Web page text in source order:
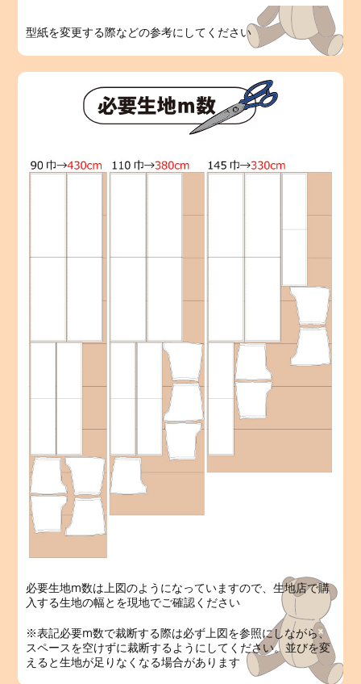
型紙を変更する際などの参考にしてください
必要生地m数は上図のようになっていますので、生地店で購
入する生地の幅とを現地でご確認ください
※表記必要m数で裁断する際は必ず上図を参照にしながら、
スペースを空けずに裁断するようにしてください。並びを変
えると生地が足りなくなる場合があります